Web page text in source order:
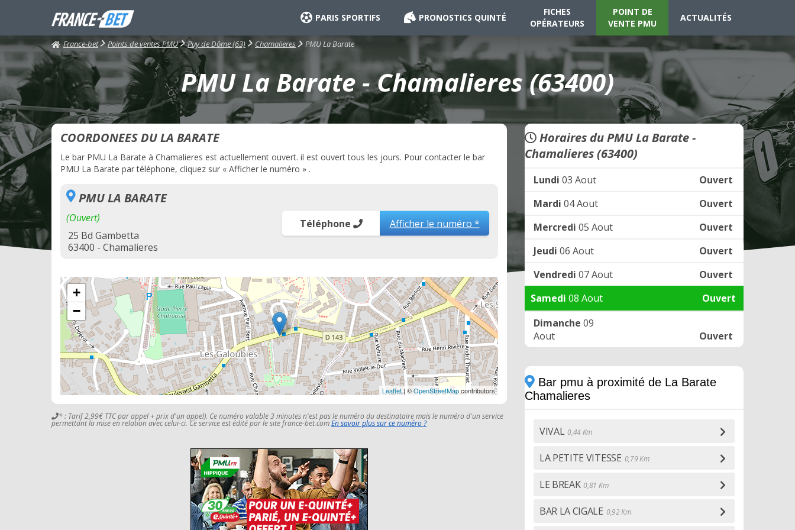
PARIS SPORTIFS PRONOSTICS QUINTÉ
FICHES
OPÉRATEURS
POINT DE
VENTE PMU
ACTUALITÉS
France-bet Points de ventes PMU Puy de Dôme (63) Chamalieres PMU La Barate
PMU La Barate - Chamalieres (63400)
COORDONEES DU LA BARATE
Le bar PMU La Barate à Chamalieres est actuellement ouvert. il est ouvert tous les jours. Pour contacter le bar
PMU La Barate par téléphone, cliquez sur « Afficher le numéro » .
PMU LA BARATE
(Ouvert)
25 Bd Gambetta
63400 - Chamalieres
Téléphone Afficher le numéro *
+
−
Leaflet| ©OpenStreetMapcontributors
* : Tarif 2,99€ TTC par appel + prix d'un appel). Ce numéro valable 3 minutes n'est pas le numéro du destinataire mais le numéro d'un service
permettant la mise en relation avec celui-ci. Ce service est édité par le site france-bet.comEn savoir plus sur ce numéro ?
Horaires du PMU La Barate -
Chamalieres (63400)
Lundi 03 Aout
Ouvert
Mardi 04 Aout
Ouvert
Mercredi 05 Aout
Ouvert
Jeudi 06 Aout
Ouvert
Vendredi 07 Aout
Ouvert
Samedi 08 Aout
Ouvert
Dimanche 09
Aout
Ouvert
Bar pmu à proximité de La Barate
Chamalieres
VIVAL 0,44 Km
LA PETITE VITESSE 0,79 Km
LE BREAK 0,81 Km
BAR LA CIGALE 0,92 Km